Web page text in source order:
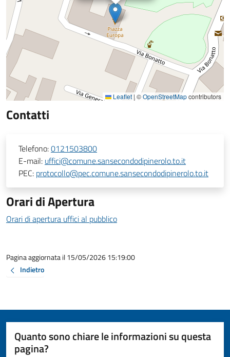
Leaflet |©OpenStreetMapcontributors
Contatti
Telefono:0121503800
E-mail: uffici@comune.sansecondodipinerolo.to.it
PEC: protocollo@pec.comune.sansecondodipinerolo.to.it
Orari di Apertura
Orari di apertura uffici al pubblico
Pagina aggiornata il 15/05/2026 15:19:00
Indietro
Quanto sono chiare le informazioni su questa
pagina?